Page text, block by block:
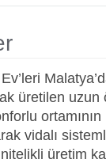
üretilen
ortamının
vidalı
üretim